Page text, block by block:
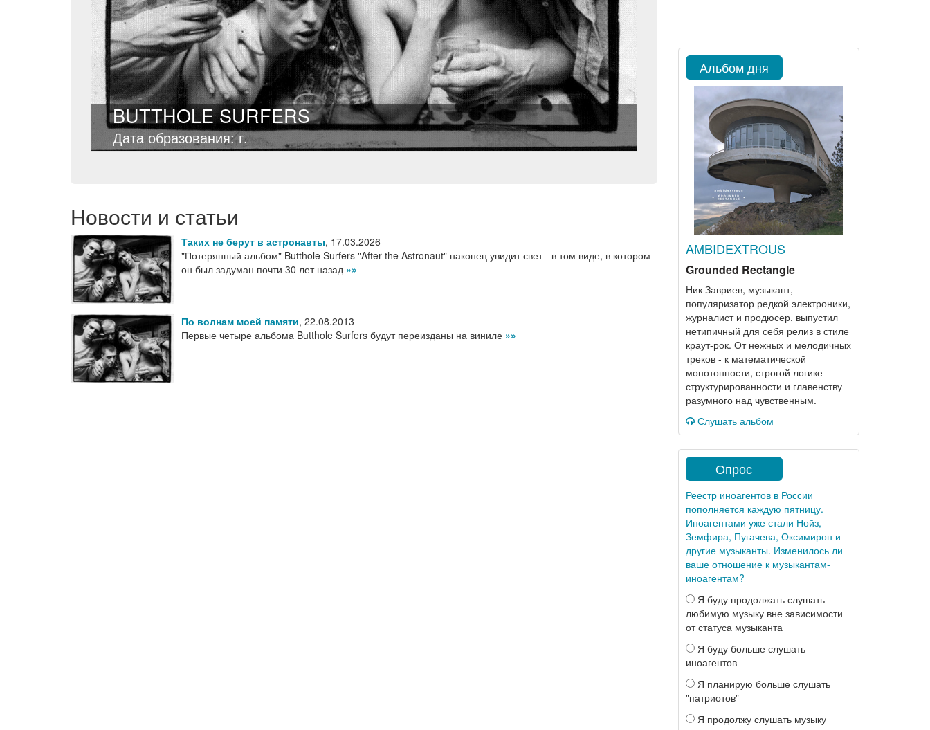
BUTTHOLE SURFERS
Дата образования: г.
Новости и статьи
Таких не берут в астронавты, 17.03.2026
"Потерянный альбом" Butthole Surfers "After the Astronaut" наконец увидит свет - в том виде, в котором
он был задуман почти 30 лет назад »»
По волнам моей памяти, 22.08.2013
Первые четыре альбома Butthole Surfers будут переизданы на виниле »»
Альбом дня
AMBIDEXTROUS
Grounded Rectangle
Ник Завриев, музыкант,
популяризатор редкой электроники,
журналист и продюсер, выпустил
нетипичный для себя релиз в стиле
краут-рок. От нежных и мелодичных
треков - к математической
монотонности, строгой логике
структурированности и главенству
разумного над чувственным.
Слушать альбом
Опрос
Реестр иноагентов в России
пополняется каждую пятницу.
Иноагентами уже стали Нойз,
Земфира, Пугачева, Оксимирон и
другие музыканты. Изменилось ли
ваше отношение к музыкантам-
иноагентам?
Я буду продолжать слушать
любимую музыку вне зависимости
от статуса музыканта
Я буду больше слушать
иноагентов
Я планирую больше слушать
"патриотов"
Я продолжу слушать музыку